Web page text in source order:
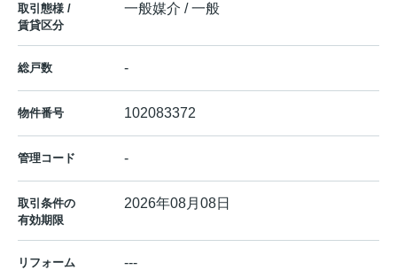
取引態様 /
賃貸区分
一般媒介 / 一般
総戸数 -
物件番号 102083372
管理コード -
取引条件の
有効期限
2026年08月08日
リフォーム ---